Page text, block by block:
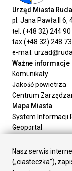
Urząd Miasta
pl. Jana Pawła II 6,
tel. (+48 32) 244 90
fax (+48 32) 248
e-mail:
Ważne informacje
Komunikaty
Jakość powietrza
Centrum
Mapa Miasta
System Informacji
Geoportal
Załatw sprawę
Prezydent Miasta
Nasz serwis
(„ciasteczka”),